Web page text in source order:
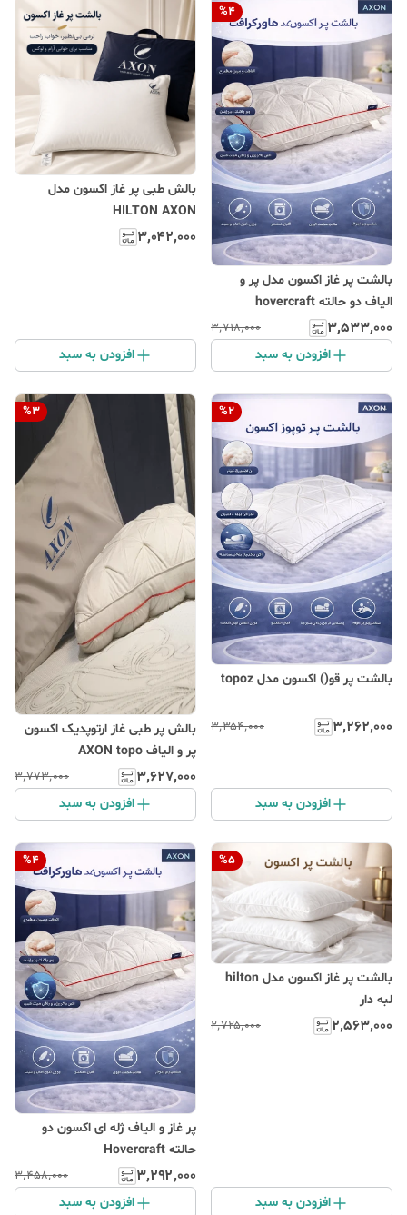
%4
بالشت پر غاز اکسون مدل پر و
الیاف دو حالته hovercraft
۳٬۵۳۳٬۰۰۰ ۳٬۷۱۸٬۰۰۰
افزودن به سبد
بالش طبی پر غاز اکسون مدل
HILTON AXON
۳٬۰۴۲٬۰۰۰
افزودن به سبد
%2
بالشت پر قو() اکسون مدل topoz
۳٬۲۶۲٬۰۰۰ ۳٬۳۵۴٬۰۰۰
افزودن به سبد
%3
بالش پر طبی غاز ارتوپدیک اکسون
پر و الیاف AXON topo
۳٬۶۲۷٬۰۰۰ ۳٬۷۷۳٬۰۰۰
افزودن به سبد
%5
بالشت پر غاز اکسون مدل hilton
لبه دار
۲٬۵۶۳٬۰۰۰ ۲٬۷۲۵٬۰۰۰
افزودن به سبد
%4
پر غاز و الیاف ژله ای اکسون دو
حالته Hovercraft
۳٬۲۹۲٬۰۰۰ ۳٬۴۵۸٬۰۰۰
افزودن به سبد